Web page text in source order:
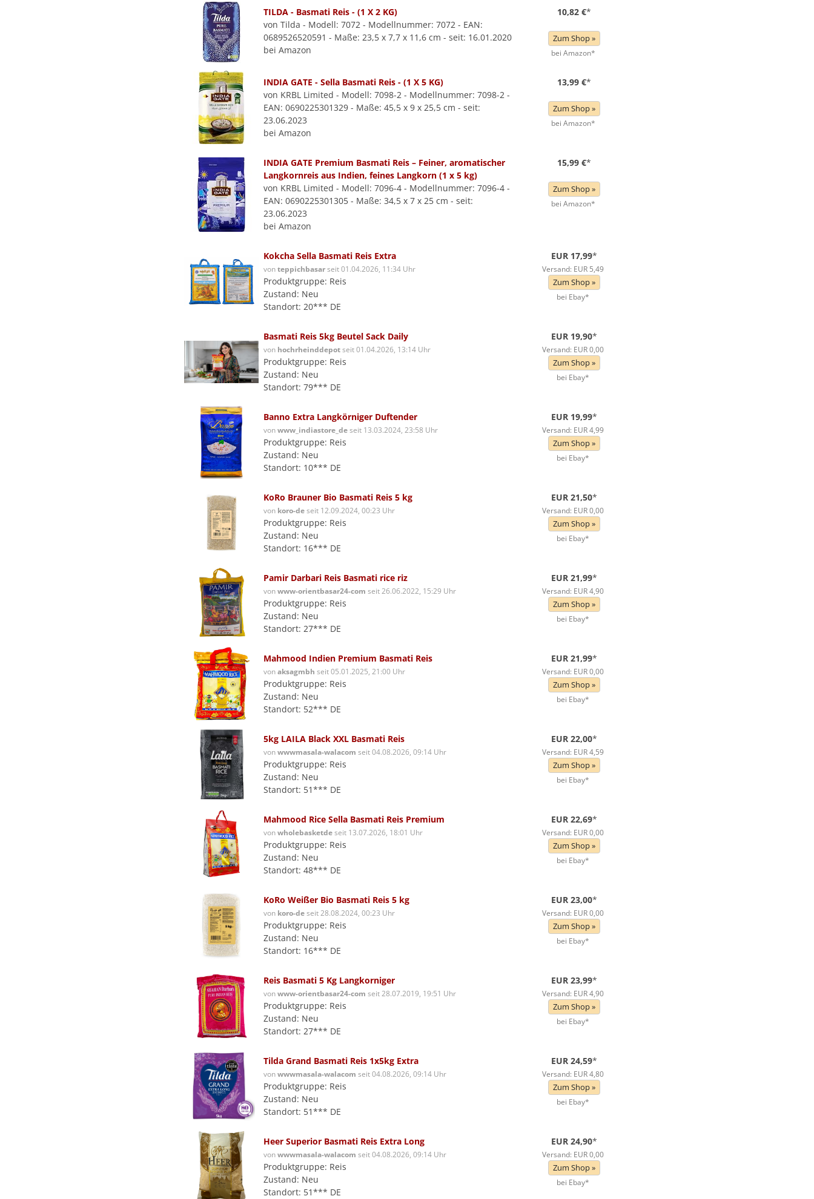
TILDA - Basmati Reis - (1 X 2 KG)
von Tilda - Modell: 7072 - Modellnummer: 7072 - EAN:
0689526520591 - Maße: 23,5 x 7,7 x 11,6 cm - seit: 16.01.2020
bei Amazon
10,82 €*
Zum Shop »
bei Amazon*
INDIA GATE - Sella Basmati Reis - (1 X 5 KG)
von KRBL Limited - Modell: 7098-2 - Modellnummer: 7098-2 -
EAN: 0690225301329 - Maße: 45,5 x 9 x 25,5 cm - seit:
23.06.2023
bei Amazon
13,99 €*
Zum Shop »
bei Amazon*
INDIA GATE Premium Basmati Reis – Feiner, aromatischer
Langkornreis aus Indien, feines Langkorn (1 x 5 kg)
von KRBL Limited - Modell: 7096-4 - Modellnummer: 7096-4 -
EAN: 0690225301305 - Maße: 34,5 x 7 x 25 cm - seit:
23.06.2023
bei Amazon
15,99 €*
Zum Shop »
bei Amazon*
Kokcha Sella Basmati Reis Extra
vonteppichbasarseit 01.04.2026, 11:34 Uhr
Produktgruppe: Reis
Zustand: Neu
Standort: 20*** DE
EUR 17,99*
Versand: EUR 5,49
Zum Shop »
bei Ebay*
Basmati Reis 5kg Beutel Sack Daily
von hochrheinddepotseit 01.04.2026, 13:14 Uhr
Produktgruppe: Reis
Zustand: Neu
Standort: 79*** DE
EUR 19,90*
Versand: EUR 0,00
Zum Shop »
bei Ebay*
Banno Extra Langkörniger Duftender
vonwww_indiastore_deseit 13.03.2024, 23:58 Uhr
Produktgruppe: Reis
Zustand: Neu
Standort: 10*** DE
EUR 19,99*
Versand: EUR 4,99
Zum Shop »
bei Ebay*
KoRo Brauner Bio Basmati Reis 5 kg
von koro-deseit 12.09.2024, 00:23 Uhr
Produktgruppe: Reis
Zustand: Neu
Standort: 16*** DE
EUR 21,50*
Versand: EUR 0,00
Zum Shop »
bei Ebay*
Pamir Darbari Reis Basmati rice riz
vonwww-orientbasar24-com seit 26.06.2022, 15:29 Uhr
Produktgruppe: Reis
Zustand: Neu
Standort: 27*** DE
EUR 21,99*
Versand: EUR 4,90
Zum Shop »
bei Ebay*
Mahmood Indien Premium Basmati Reis
vonaksagmbh seit 05.01.2025, 21:00 Uhr
Produktgruppe: Reis
Zustand: Neu
Standort: 52*** DE
EUR 21,99*
Versand: EUR 0,00
Zum Shop »
bei Ebay*
5kg LAILA Black XXL Basmati Reis
vonwwwmasala-walacom seit 04.08.2026, 09:14 Uhr
Produktgruppe: Reis
Zustand: Neu
Standort: 51*** DE
EUR 22,00*
Versand: EUR 4,59
Zum Shop »
bei Ebay*
Mahmood Rice Sella Basmati Reis Premium
vonwholebasketdeseit 13.07.2026, 18:01 Uhr
Produktgruppe: Reis
Zustand: Neu
Standort: 48*** DE
EUR 22,69*
Versand: EUR 0,00
Zum Shop »
bei Ebay*
KoRo Weißer Bio Basmati Reis 5 kg
von koro-deseit 28.08.2024, 00:23 Uhr
Produktgruppe: Reis
Zustand: Neu
Standort: 16*** DE
EUR 23,00*
Versand: EUR 0,00
Zum Shop »
bei Ebay*
Reis Basmati 5 Kg Langkorniger
vonwww-orientbasar24-com seit 28.07.2019, 19:51 Uhr
Produktgruppe: Reis
Zustand: Neu
Standort: 27*** DE
EUR 23,99*
Versand: EUR 4,90
Zum Shop »
bei Ebay*
Tilda Grand Basmati Reis 1x5kg Extra
vonwwwmasala-walacom seit 04.08.2026, 09:14 Uhr
Produktgruppe: Reis
Zustand: Neu
Standort: 51*** DE
EUR 24,59*
Versand: EUR 4,80
Zum Shop »
bei Ebay*
Heer Superior Basmati Reis Extra Long
vonwwwmasala-walacom seit 04.08.2026, 09:14 Uhr
Produktgruppe: Reis
Zustand: Neu
Standort: 51*** DE
EUR 24,90*
Versand: EUR 0,00
Zum Shop »
bei Ebay*